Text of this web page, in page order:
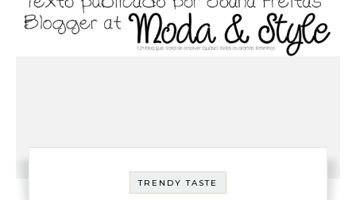
TRENDY TASTE